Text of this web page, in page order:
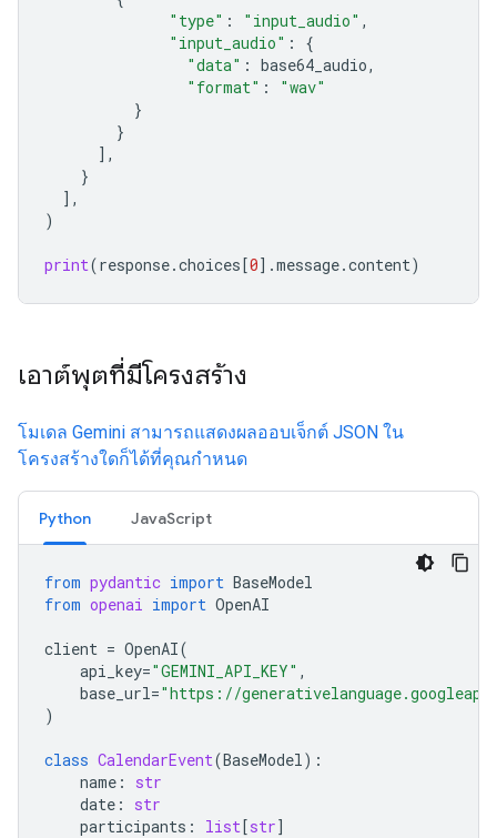
"type" : "input_audio" ,
"input_audio" :
{
"data" : base64_audio,
"format" :
"wav"
}
}
],
}
],
)
print(response.choices[0] .message.content)
เอาต์พุตที่มีโครงสร้าง
โมเดล Gemini สามารถแสดงผลออบเจ็กต์ JSON ใน
โครงสร้างใดก็ได้ที่คุณกำหนด
Python JavaScript
from pydantic import BaseModel
from openai import OpenAI
client = OpenAI(
api_key="GEMINI_API_KEY" ,
base_url="https://
)
class CalendarEvent(BaseModel):
name :
str
date :
str
participants : list[str]